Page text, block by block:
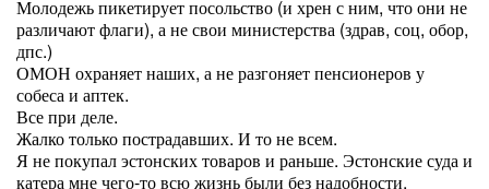
Молодежь пикетирует посольство (и хрен с ним, что они не
различают флаги), а не свои министерства (здрав, соц, обор,
дпс.)
ОМОН охраняет наших, а не разгоняет пенсионеров у
собеса и аптек.
Все при деле.
Жалко только пострадавших. И то не всем.
Я не покупал эстонских товаров и раньше. Эстонские суда и
катера мне чего-то всю жизнь были без надобности.